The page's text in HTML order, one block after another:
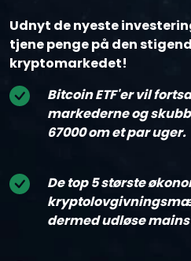
Udnyt de nyeste
tjene penge på den
kryptomarkedet!
Bitcoin ETF'er vil
markederne og
67000 om et par uger.
De top 5 største
dermed udløse